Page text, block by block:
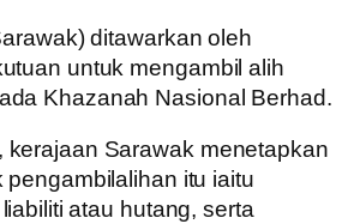
ditawarkan oleh
untuk mengambil alih
Khazanah Nasional Berhad.
kerajaan Sarawak menetapkan
itu iaitu
atau hutang, serta